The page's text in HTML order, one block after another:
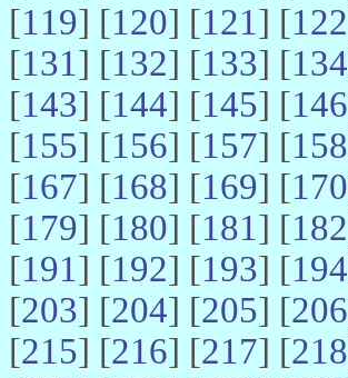
[119] [120] [121] [122
[131] [132] [133] [134
[143] [144] [145] [146
[155] [156] [157] [158
[167] [168] [169] [170
[179] [180] [181] [182
[191] [192] [193] [194
[203] [204] [205] [206
[215] [216] [217] [218